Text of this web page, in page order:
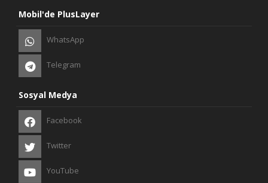
Mobil'de PlusLayer
WhatsApp
Telegram
Sosyal Medya
Facebook
Twitter
YouTube